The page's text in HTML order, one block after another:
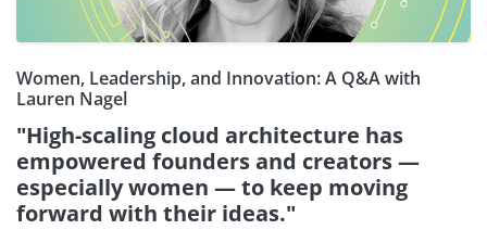
Women, Leadership, and Innovation: A Q&A with
Lauren Nagel
"High-scaling cloud architecture has
empowered founders and creators —
especially women — to keep moving
forward with their ideas."